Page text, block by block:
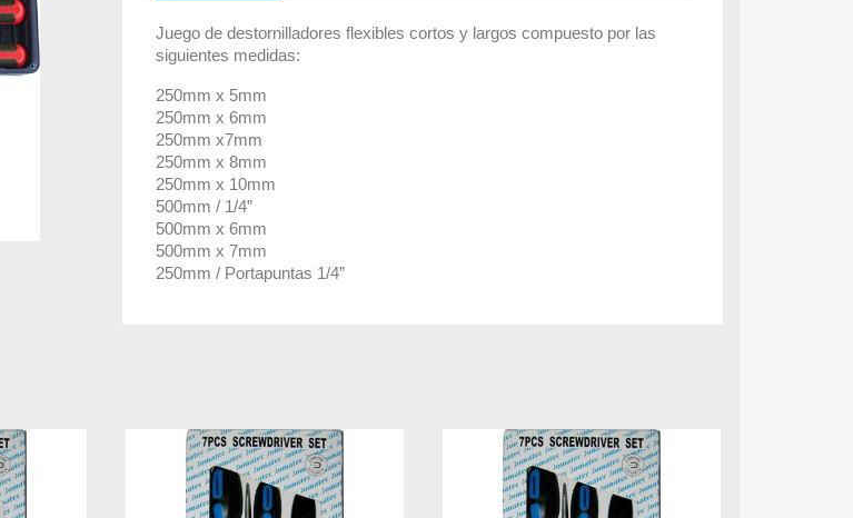
Juego de destornilladores flexibles cortos y largos compuesto por las
siguientes medidas:
250mm x 5mm
250mm x 6mm
250mm x7mm
250mm x 8mm
250mm x 10mm
500mm / 1/4”
500mm x 6mm
500mm x 7mm
250mm / Portapuntas 1/4”